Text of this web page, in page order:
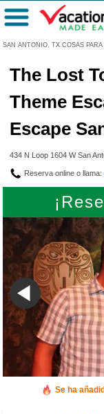
SAN ANTONIO, TX COSAS PARA
Menú
The Lost
Theme
Escape
434 N Loop 1604 W San
Reserva online o llama:
Se ha